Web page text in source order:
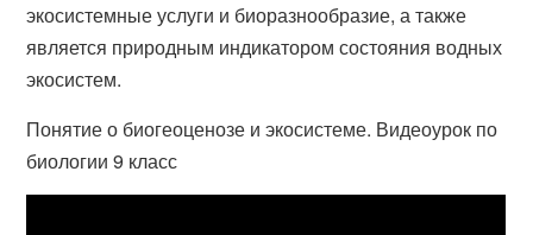
экосистемные услуги и биоразнообразие, а также
является природным индикатором состояния водных
экосистем.
Понятие о биогеоценозе и экосистеме. Видеоурок по
биологии 9 класс